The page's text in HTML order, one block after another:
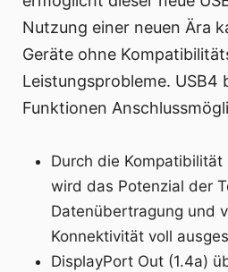
Nutzung einer neuen Ära
Geräte ohne
Leistungsprobleme. USB4
Funktionen
Durch die
wird das Potenzial der
Datenübertragung und
Konnektivität voll
DisplayPort Out (1.4a)